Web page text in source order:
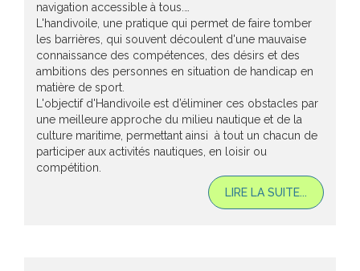
navigation accessible à tous.…
L'handivoile, une pratique qui permet de faire tomber
les barrières, qui souvent découlent d'une mauvaise
connaissance des compétences, des désirs et des
ambitions des personnes en situation de handicap en
matière de sport.
L'objectif d'Handivoile est d’éliminer ces obstacles par
une meilleure approche du milieu nautique et de la
culture maritime, permettant ainsi à tout un chacun de
participer aux activités nautiques, en loisir ou
compétition.
LIRE LA SUITE...